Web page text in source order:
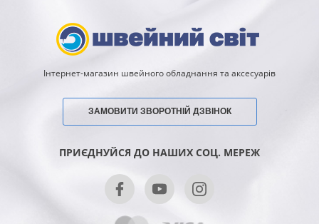
Інтернет-магазин швейного обладнання та аксесуарів
ЗАМОВИТИ ЗВОРОТНІЙ ДЗВІНОК
ПРИЄДНУЙСЯ ДО НАШИХ СОЦ. МЕРЕЖ